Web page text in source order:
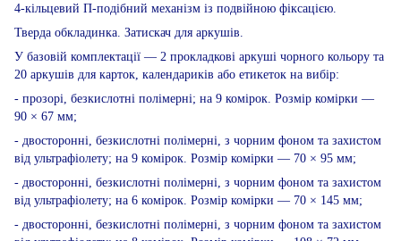
4-кільцевий П-подібний механізм із подвійною фіксацією.
Тверда обкладинка. Затискач для аркушів.
У базовій комплектації — 2 прокладкові аркуші чорного кольору та
20 аркушів для карток, календариків або етикеток на вибір:
- прозорі, безкислотні полімерні; на 9 комірок. Розмір комірки —
90 × 67 мм;
- двосторонні, безкислотні полімерні, з чорним фоном та захистом
від ультрафіолету; на 9 комірок. Розмір комірки — 70 × 95 мм;
- двосторонні, безкислотні полімерні, з чорним фоном та захистом
від ультрафіолету; на 6 комірок. Розмір комірки — 70 × 145 мм;
- двосторонні, безкислотні полімерні, з чорним фоном та захистом